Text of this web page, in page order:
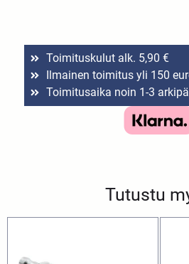
Toimituskulut alk. 5,90 €
Ilmainen toimitus yli 150
Toimitusaika noin 1-3
Tutustu